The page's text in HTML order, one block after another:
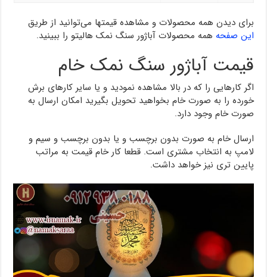
برای دیدن همه محصولات و مشاهده قیمتها می‌توانید از طریق
این صفحه همه محصولات آباژور سنگ نمک هالیتو را ببینید.
قیمت آباژور سنگ نمک خام
اگر کارهایی را که در بالا مشاهده نمودید و یا سایر کارهای برش
خورده را به صورت خام بخواهید تحویل بگیرید امکان ارسال به
صورت خام وجود دارد.
ارسال خام به صورت بدون برچسب و یا بدون برچسب و سیم و
لامپ به انتخاب مشتری است. قطعا کار خام قیمت به مراتب
پایین تری نیز خواهد داشت.